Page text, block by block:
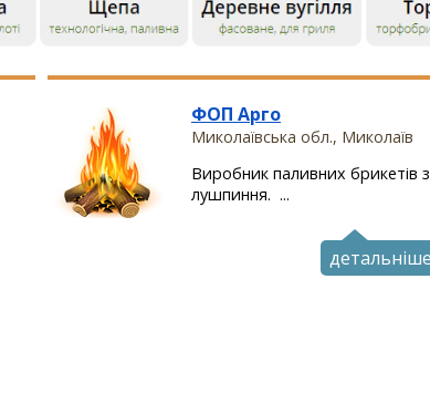
ФОП Арго
Миколаївська обл., Миколаїв
Виробник паливних брикетів
лушпиння. ...
детальніше